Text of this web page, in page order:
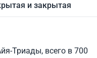
и закрытая
Триады, всего в 700